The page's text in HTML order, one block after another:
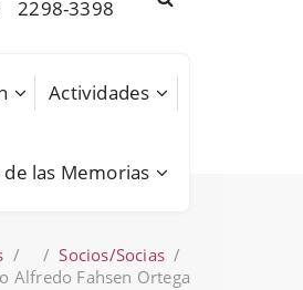
2298-3398
Actividades
las Memorias
/ /Socios/Socias /
Alfredo Fahsen Ortega